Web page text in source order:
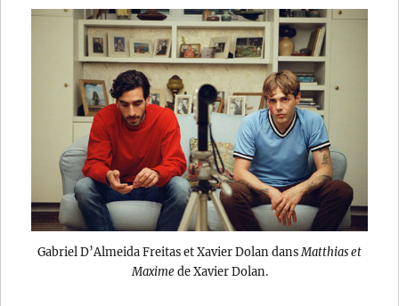
Gabriel D’Almeida Freitas et Xavier Dolan dans Matthias et
Maximede Xavier Dolan.